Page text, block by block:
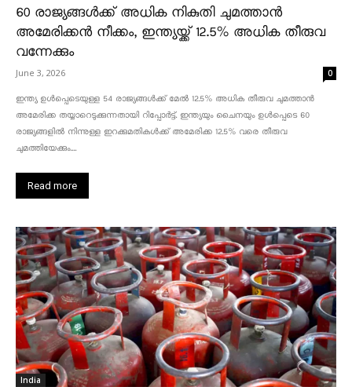
60 രാജ്യങ്ങൾക്ക് അധിക നികുതി ചുമത്താൻ
അമേരിക്കൻ നീക്കം, ഇന്ത്യയ്ക്ക് 12.5% അധിക തീരുവ
വന്നേക്കും
June 3, 2026 0
ഇന്ത്യ ഉൾപ്പെടെയുള്ള 54 രാജ്യങ്ങൾക്ക് മേൽ 12.5% അധിക തീരുവ ചുമത്താൻ
അമേരിക്ക തയ്യാറെടുക്കുന്നതായി റിപ്പോർട്ട്. ഇന്ത്യയും ചൈനയും ഉൾപ്പെടെ 60
രാജ്യങ്ങളിൽ നിന്നുള്ള ഇറക്കുമതികൾക്ക് അമേരിക്ക 12.5% ​​വരെ തീരുവ
ചുമത്തിയേക്കും....
Read more
India